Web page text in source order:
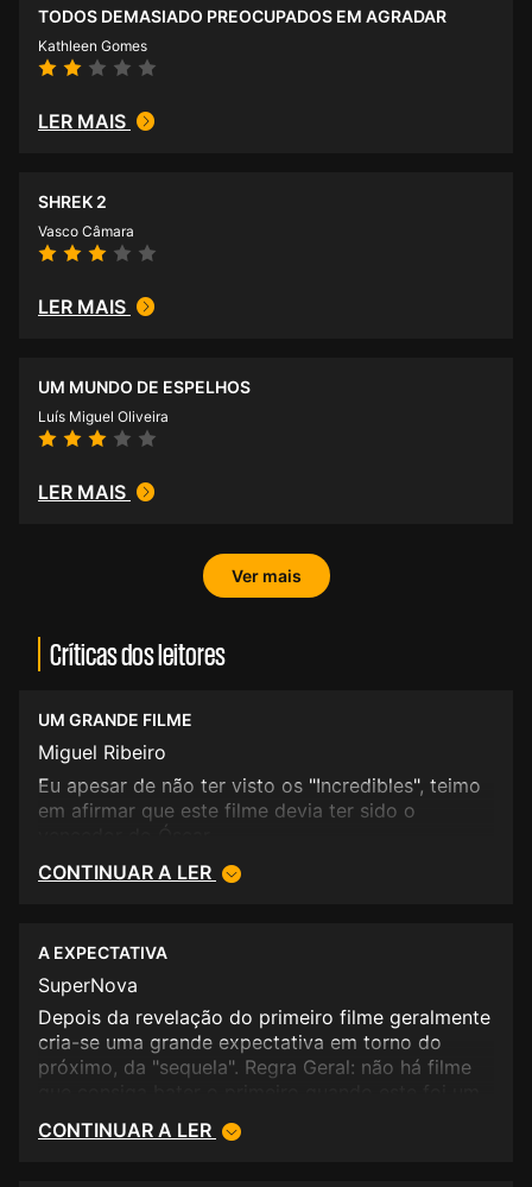
TODOS DEMASIADO PREOCUPADOS EM AGRADAR
Kathleen Gomes
LER MAIS
SHREK 2
Vasco Câmara
LER MAIS
UM MUNDO DE ESPELHOS
Luís Miguel Oliveira
LER MAIS
Ver mais
Críticas dos leitores
UM GRANDE FILME
Miguel Ribeiro
Eu apesar de não ter visto os "Incredibles", teimo
em afirmar que este filme devia ter sido o
vencedor do Óscar.
CONTINUAR A LER
A EXPECTATIVA
SuperNova
Depois da revelação do primeiro filme geralmente
cria-se uma grande expectativa em torno do
próximo, da "sequela". Regra Geral: não há filme
dos maiores êxitos de bilheteira do estilo, ano ou
até mesmo de sempre. O "Shrek 2" é um deles.
CONTINUAR A LER